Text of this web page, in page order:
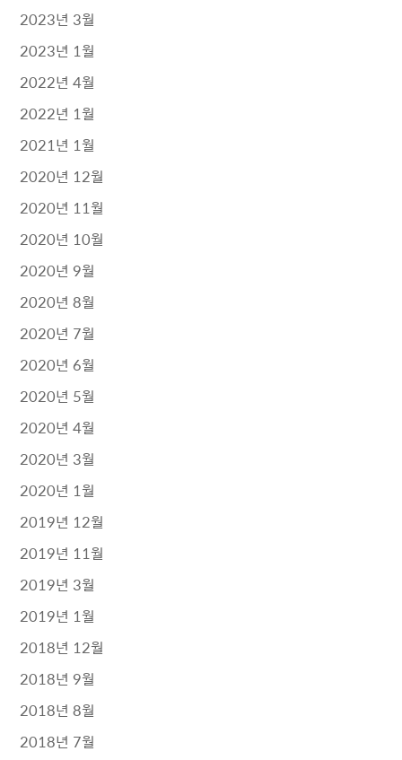
2023년 3월
2023년 1월
2022년 4월
2022년 1월
2021년 1월
2020년 12월
2020년 11월
2020년 10월
2020년 9월
2020년 8월
2020년 7월
2020년 6월
2020년 5월
2020년 4월
2020년 3월
2020년 1월
2019년 12월
2019년 11월
2019년 3월
2019년 1월
2018년 12월
2018년 9월
2018년 8월
2018년 7월